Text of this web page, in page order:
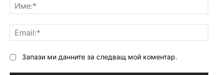
Запази ми данните за следващ мой коментар.